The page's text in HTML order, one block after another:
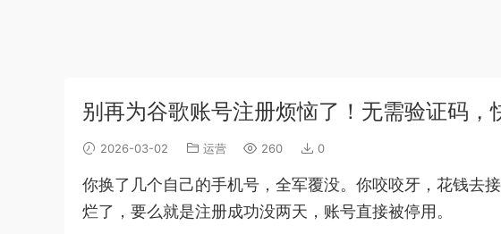
别再为谷歌账号注册烦恼了！无需验证码，
2026-03-02 运营 260 0
你换了几个自己的手机号，全军覆没。你咬咬牙，花钱去
烂了，要么就是注册成功没两天，账号直接被停用。